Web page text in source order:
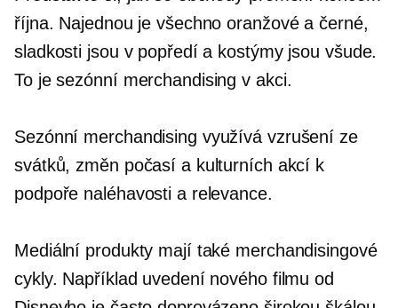
října. Najednou je všechno oranžové a černé,
sladkosti jsou v popředí a kostýmy jsou všude.
To je sezónní merchandising v akci.
Sezónní merchandising využívá vzrušení ze
svátků, změn počasí a kulturních akcí k
podpoře naléhavosti a relevance.
Mediální produkty mají také merchandisingové
cykly. Například uvedení nového filmu od